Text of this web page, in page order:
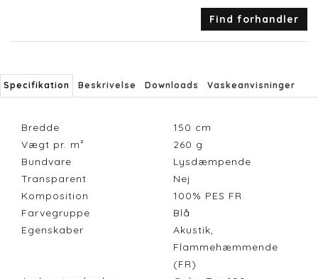
Find forhandler
Specifikation Beskrivelse Downloads Vaskeanvisninger
Bredde 150 cm
Vægt pr. m²
260 g
Bundvare
Lysdæmpende
Transparent
Nej
Komposition
100% PES FR
Farvegruppe
Blå
Egenskaber
Akustik,
Flammehæmmende
(FR)